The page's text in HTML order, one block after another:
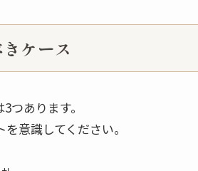
ケース
つあります。
意識してください。